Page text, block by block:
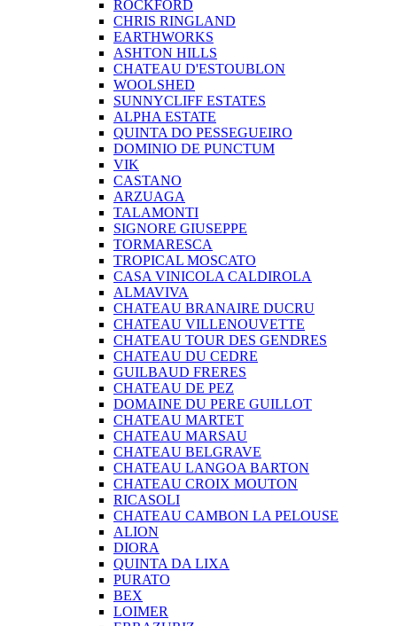
ROCKFORD
CHRIS RINGLAND
EARTHWORKS
ASHTON HILLS
CHATEAU D'ESTOUBLON
WOOLSHED
SUNNYCLIFF ESTATES
ALPHA ESTATE
QUINTA DO PESSEGUEIRO
DOMINIO DE PUNCTUM
VIK
CASTANO
ARZUAGA
TALAMONTI
SIGNORE GIUSEPPE
TORMARESCA
TROPICAL MOSCATO
CASA VINICOLA CALDIROLA
ALMAVIVA
CHATEAU BRANAIRE DUCRU
CHATEAU VILLENOUVETTE
CHATEAU TOUR DES GENDRES
CHATEAU DU CEDRE
GUILBAUD FRERES
CHATEAU DE PEZ
DOMAINE DU PERE GUILLOT
CHATEAU MARTET
CHATEAU MARSAU
CHATEAU BELGRAVE
CHATEAU LANGOA BARTON
CHATEAU CROIX MOUTON
RICASOLI
CHATEAU CAMBON LA PELOUSE
ALION
DIORA
QUINTA DA LIXA
PURATO
BEX
LOIMER